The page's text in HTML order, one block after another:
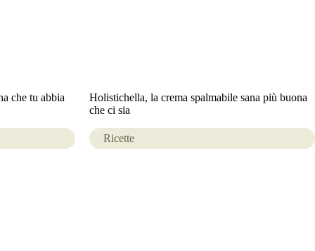
che tu abbia
Holistichella, la crema spalmabile sana più buona
che ci sia
Ricette